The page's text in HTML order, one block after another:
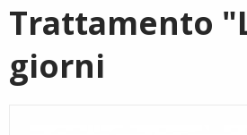
Trattamento
giorni